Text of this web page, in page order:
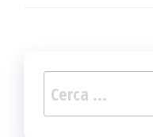
Ricerca
per: